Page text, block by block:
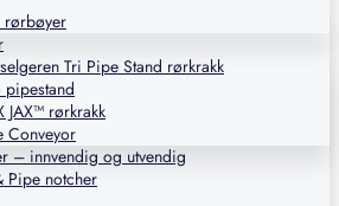
rørbøyer
Tri Pipe Stand rørkrakk
pipestand
JAX™ rørkrakk
Conveyor
– innvendig og utvendig
Pipe notcher